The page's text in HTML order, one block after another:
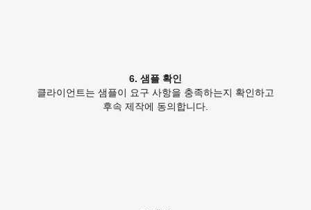
6. 샘플 확인
클라이언트는 샘플이 요구 사항을 충족하는지 확인하고
후속 제작에 동의합니다.